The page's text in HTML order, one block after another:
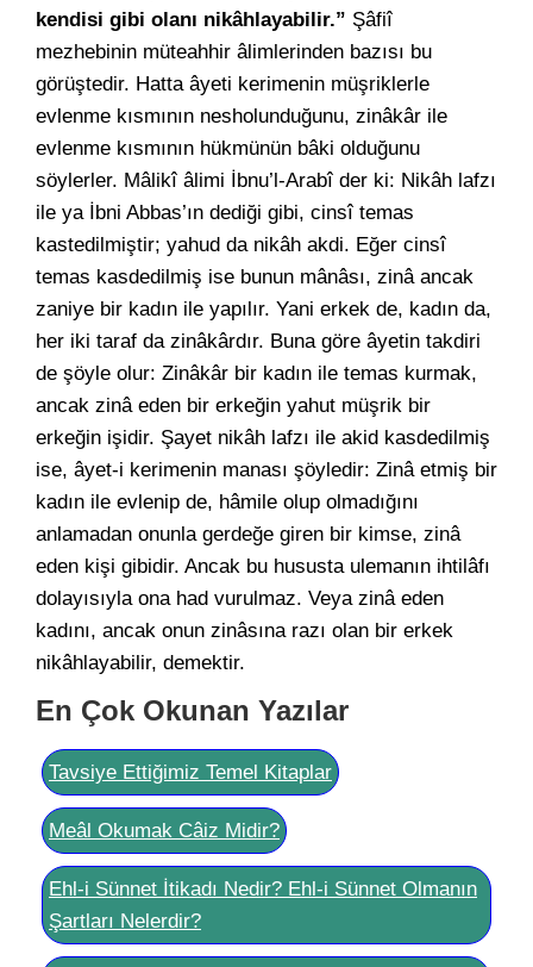
kendisi gibi olanı nikâhlayabilir.” Şâfiî
mezhebinin müteahhir âlimlerinden bazısı bu
görüştedir. Hatta âyeti kerimenin müşriklerle
evlenme kısmının nesholunduğunu, zinâkâr ile
evlenme kısmının hükmünün bâki olduğunu
söylerler. Mâlikî âlimi İbnu’l-Arabî der ki: Nikâh lafzı
ile ya İbni Abbas’ın dediği gibi, cinsî temas
kastedilmiştir; yahud da nikâh akdi. Eğer cinsî
temas kasdedilmiş ise bunun mânâsı, zinâ ancak
zaniye bir kadın ile yapılır. Yani erkek de, kadın da,
her iki taraf da zinâkârdır. Buna göre âyetin takdiri
de şöyle olur: Zinâkâr bir kadın ile temas kurmak,
ancak zinâ eden bir erkeğin yahut müşrik bir
erkeğin işidir. Şayet nikâh lafzı ile akid kasdedilmiş
ise, âyet-i kerimenin manası şöyledir: Zinâ etmiş bir
kadın ile evlenip de, hâmile olup olmadığını
anlamadan onunla gerdeğe giren bir kimse, zinâ
eden kişi gibidir. Ancak bu hususta ulemanın ihtilâfı
dolayısıyla ona had vurulmaz. Veya zinâ eden
kadını, ancak onun zinâsına razı olan bir erkek
nikâhlayabilir, demektir.
En Çok Okunan Yazılar
Tavsiye Ettiğimiz Temel Kitaplar
Meâl Okumak Câiz Midir?
Ehl-i Sünnet İtikadı Nedir? Ehl-i Sünnet Olmanın
Şartları Nelerdir?